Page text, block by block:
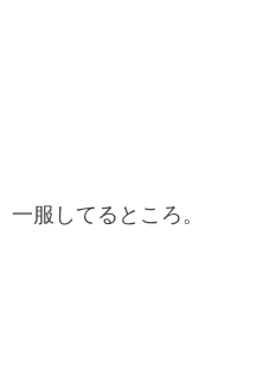
一服してるところ。